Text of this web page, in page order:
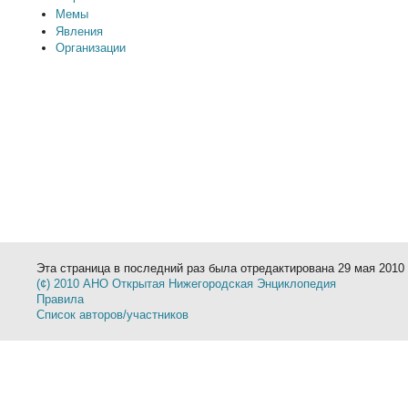
Мемы
Явления
Организации
Эта страница в последний раз была отредактирована 29 мая 2010
(¢) 2010 АНО Открытая Нижегородская Энциклопедия
Правила
Список авторов/участников